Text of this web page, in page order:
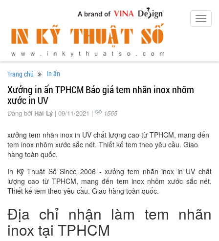
Trang chủ In ấn
Xưởng in ấn TPHCM Báo giá tem nhãn inox nhôm
xước in UV
Đăng bởi Hải Lý | 09/11/2021 | 1565
xưởng tem nhãn inox in UV chất lượng cao từ TPHCM, mang đến
tem inox nhôm xước sắc nét. Thiết kế tem theo yêu cầu. Giao
hàng toàn quốc.
In Kỹ Thuật Số Since 2006 - xưởng tem nhãn inox in UV chất
lượng cao từ TPHCM, mang đến tem inox nhôm xước sắc nét.
Thiết kế tem theo yêu cầu. Giao hàng toàn quốc.
Địa chỉ nhận làm tem nhãn
inox tại TPHCM